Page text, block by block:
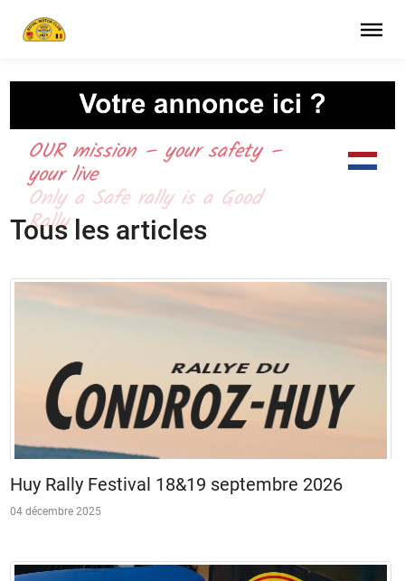
OUR mission – your safety –
your live
Tous les articles
Huy Rally Festival 18&19 septembre 2026
04 décembre 2025